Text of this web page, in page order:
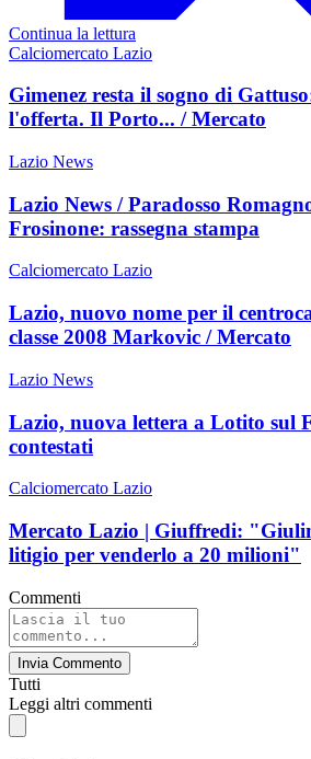
Continua la lettura
Calciomercato Lazio
Gimenez resta il sogno di
l'offerta. Il Porto... / Mercato
Lazio News
Lazio News / Paradosso
Frosinone: rassegna stampa
Calciomercato Lazio
Lazio, nuovo nome per il
classe 2008 Markovic / Mercato
Lazio News
Lazio, nuova lettera a Lotito sul
contestati
Calciomercato Lazio
Mercato Lazio | Giuffredi:
litigio per venderlo a 20 milioni"
Commenti
Invia Commento
Tutti
Leggi altri commenti